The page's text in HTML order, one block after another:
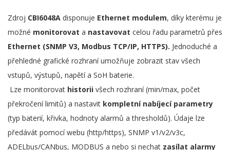
Zdroj CBI6048A disponuje Ethernet modulem, díky kterému je
možné monitorovat a nastavovat celou řadu parametrů přes
Ethernet (SNMP V3, Modbus TCP/IP, HTTPS). Jednoduché a
přehledné grafické rozhraní umožňuje zobrazit stav všech
vstupů, výstupů, napětí a SoH baterie.
Lze monitorovat historii všech rozhraní (min/max, počet
překročení limitů) a nastavit kompletní nabíjecí parametry
(typ baterií, křivka, hodnoty alarmů a thresholdů). Údaje lze
předávát pomocí webu (http/https), SNMP v1/v2/v3c,
ADELbus/CANbus, MODBUS a nebo si nechat zasílat alarmy